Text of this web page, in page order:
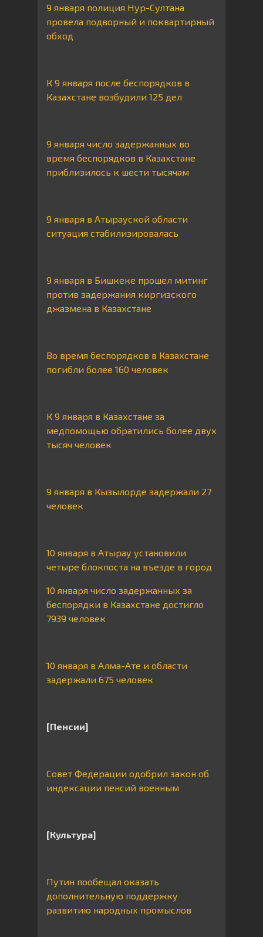
9 января полиция Нур-Султана
провела подворный и поквартирный
обход
К 9 января после беспорядков в
Казахстане возбудили 125 дел
9 января число задержанных во
время беспорядков в Казахстане
приблизилось к шести тысячам
9 января в Атырауской области
ситуация стабилизировалась
9 января в Бишкеке прошел митинг
против задержания киргизского
джазмена в Казахстане
Во время беспорядков в Казахстане
погибли более 160 человек
К 9 января в Казахстане за
медпомощью обратились более двух
тысяч человек
9 января в Кызылорде задержали 27
человек
10 января в Атырау установили
четыре блокпоста на въезде в город
10 января число задержанных за
беспорядки в Казахстане достигло
7939 человек
10 января в Алма-Ате и области
задержали 675 человек
[Пенсии]
Совет Федерации одобрил закон об
индексации пенсий военным
[Культура]
Путин пообещал оказать
дополнительную поддержку
развитию народных промыслов